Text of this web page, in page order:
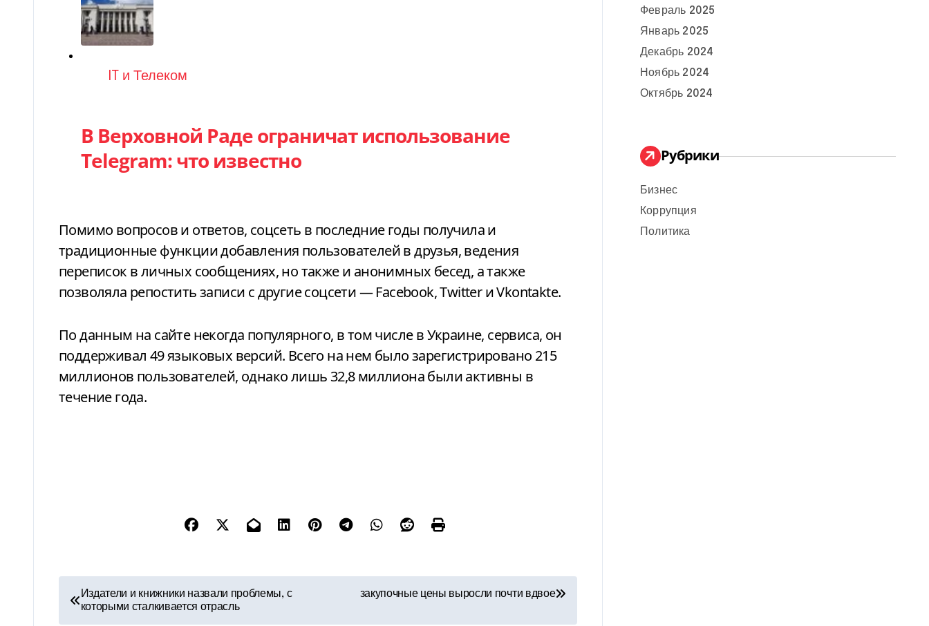
Категория
IT и Телеком
В Верховной Раде ограничат использование
Telegram: что известно
Помимо вопросов и ответов, соцсеть в последние годы получила и
традиционные функции добавления пользователей в друзья, ведения
переписок в личных сообщениях, но также и анонимных бесед, а также
позволяла репостить записи с другие соцсети — Facebook, Twitter и Vkontakte.
По данным на сайте некогда популярного, в том числе в Украине, сервиса, он
поддерживал 49 языковых версий. Всего на нем было зарегистрировано 215
миллионов пользователей, однако лишь 32,8 миллиона были активны в
течение года.
Н
а
Издатели и книжники назвали проблемы, с
которыми сталкивается отрасль
закупочные цены выросли почти вдвое
Февраль 2025
Январь 2025
Декабрь 2024
Ноябрь 2024
Октябрь 2024
Рубрики
Бизнес
Коррупция
Политика